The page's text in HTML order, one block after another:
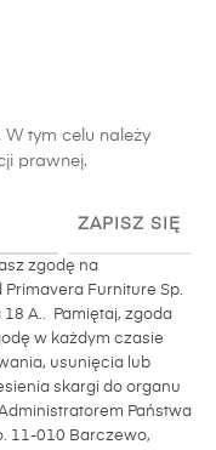
tym celu należy
prawnej.
ZAPISZ SIĘ
zgodę na
Furniture Sp.
A.. Pamiętaj, zgoda
w każdym czasie
usunięcia lub
skargi do organu
Państwa
11-010 Barczewo,